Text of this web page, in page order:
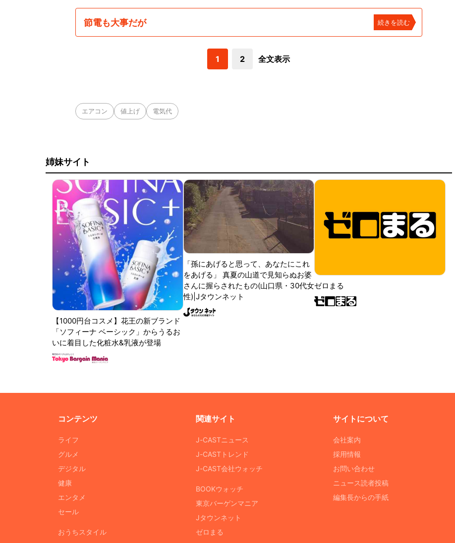
節電も大事だが 続きを読む
1 2 全文表示
エアコン 値上げ 電気代
姉妹サイト
【1000円台コスメ】花王の新ブランド
「ソフィーナ ベーシック」からうるお
いに着目した化粧水&乳液が登場
「孫にあげると思って、あなたにこれ
をあげる」 真夏の山道で見知らぬお婆
さんに握らされたもの(山口県・30代女
性)|Jタウンネット
ゼロまる
コンテンツ
ライフ
グルメ
デジタル
健康
エンタメ
セール
おうちスタイル
関連サイト
J-CASTニュース
J-CASTトレンド
J-CAST会社ウォッチ
BOOKウォッチ
東京バーゲンマニア
Jタウンネット
ゼロまる
サイトについて
会社案内
採用情報
お問い合わせ
ニュース読者投稿
編集長からの手紙